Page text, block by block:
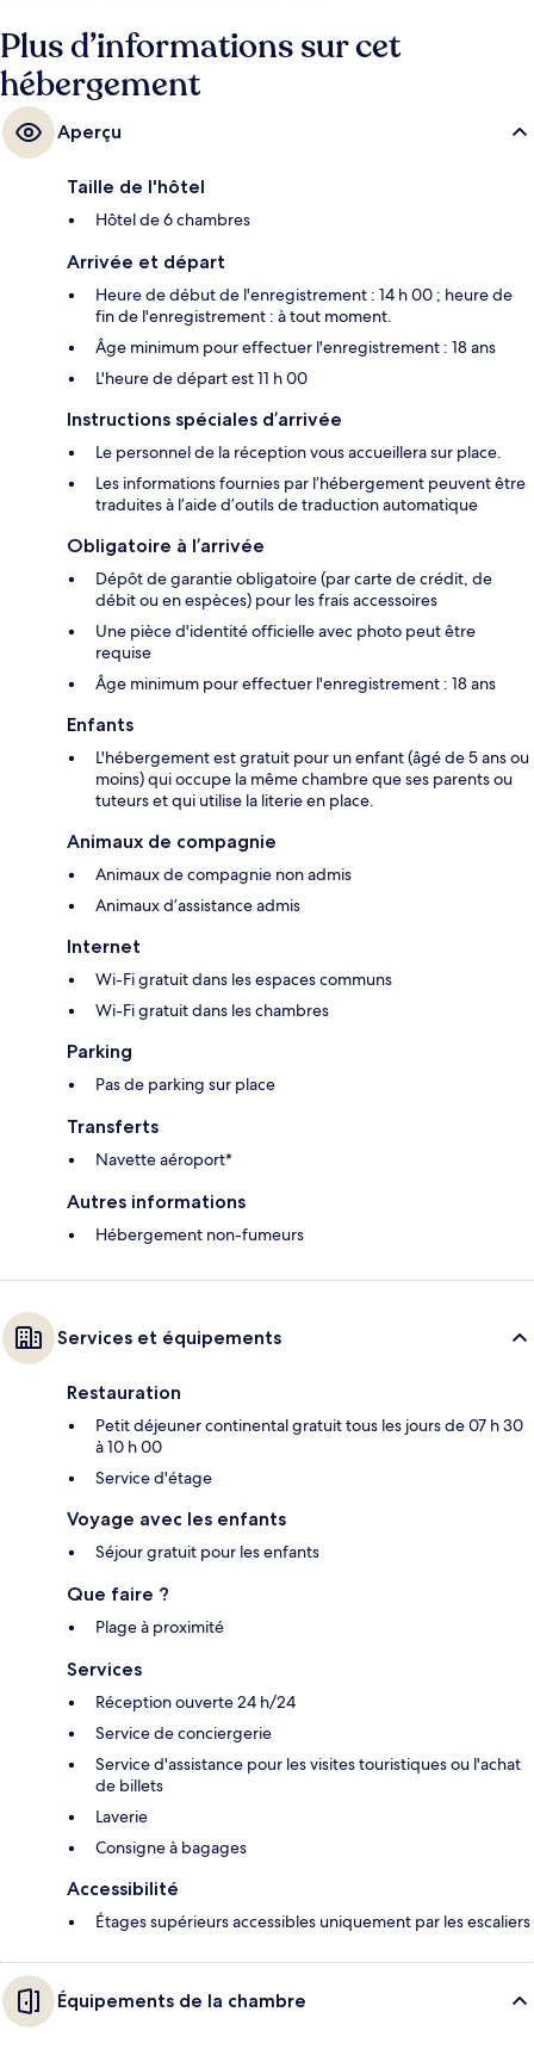
Plus d’informations sur cet
hébergement
Aperçu
Taille de l'hôtel
Hôtel de 6 chambres
Arrivée et départ
Heure de début de l'enregistrement : 14 h 00 ; heure de
fin de l'enregistrement : à tout moment.
Âge minimum pour effectuer l'enregistrement : 18 ans
L'heure de départ est 11 h 00
Instructions spéciales d’arrivée
Le personnel de la réception vous accueillera sur place.
Les informations fournies par l’hébergement peuvent être
traduites à l’aide d’outils de traduction automatique
Obligatoire à l’arrivée
Dépôt de garantie obligatoire (par carte de crédit, de
débit ou en espèces) pour les frais accessoires
Une pièce d'identité officielle avec photo peut être
requise
Âge minimum pour effectuer l'enregistrement : 18 ans
Enfants
L'hébergement est gratuit pour un enfant (âgé de 5 ans ou
moins) qui occupe la même chambre que ses parents ou
tuteurs et qui utilise la literie en place.
Animaux de compagnie
Animaux de compagnie non admis
Animaux d’assistance admis
Internet
Wi-Fi gratuit dans les espaces communs
Wi-Fi gratuit dans les chambres
Parking
Pas de parking sur place
Transferts
Navette aéroport*
Autres informations
Hébergement non-fumeurs
Services et équipements
Restauration
Petit déjeuner continental gratuit tous les jours de 07 h 30
à 10 h 00
Service d'étage
Voyage avec les enfants
Séjour gratuit pour les enfants
Que faire ?
Plage à proximité
Services
Réception ouverte 24 h/24
Service de conciergerie
Service d'assistance pour les visites touristiques ou l'achat
de billets
Laverie
Consigne à bagages
Accessibilité
Étages supérieurs accessibles uniquement par les escaliers
Équipements de la chambre